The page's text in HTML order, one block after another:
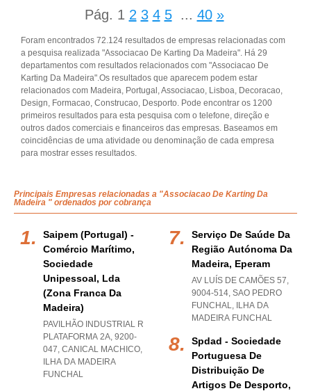
Pág. 1 2 3 4 5 ... 40 »
Foram encontrados 72.124 resultados de empresas relacionadas com
a pesquisa realizada "Associacao De Karting Da Madeira". Há 29
departamentos com resultados relacionados com "Associacao De
Karting Da Madeira".Os resultados que aparecem podem estar
relacionados com Madeira, Portugal, Associacao, Lisboa, Decoracao,
Design, Formacao, Construcao, Desporto. Pode encontrar os 1200
primeiros resultados para esta pesquisa com o telefone, direção e
outros dados comerciais e financeiros das empresas. Baseamos em
coincidências de uma atividade ou denominação de cada empresa
para mostrar esses resultados.
Principais Empresas relacionadas a "Associacao De Karting Da
Madeira " ordenados por cobrança
Saipem (portugal) -
Comércio Marítimo,
Sociedade
Unipessoal, Lda
(zona Franca Da
Madeira)
PAVILHÃO INDUSTRIAL R
PLATAFORMA 2A, 9200-
047, CANICAL MACHICO,
ILHA DA MADEIRA
FUNCHAL
Serviço De Saúde Da
Região Autónoma Da
Madeira, Eperam
AV LUÍS DE CAMÕES 57,
9004-514, SAO PEDRO
FUNCHAL, ILHA DA
MADEIRA FUNCHAL
Spdad - Sociedade
Portuguesa De
Distribuição De
Artigos De Desporto,